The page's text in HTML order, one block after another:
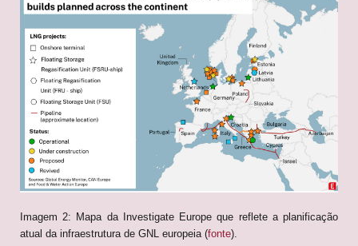
Imagem 2: Mapa da Investigate Europe que reflete a planificação
atual da infraestrutura de GNL europeia (fonte).